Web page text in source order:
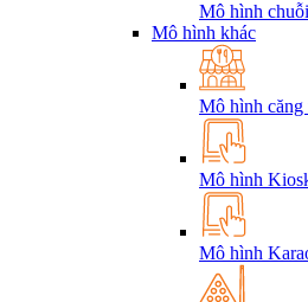
Mô hình
Mô hình khác
Mô hình căng
Mô hình
Mô hình